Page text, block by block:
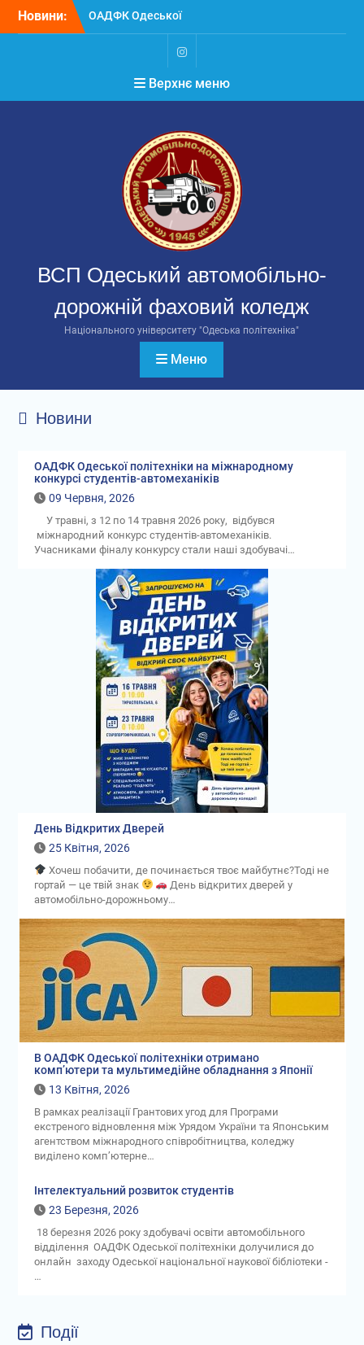
Новини:
ОАДФК Одеської
політехніки на
міжнародному конкурсі
студентів-автомеханіків
В ОАДФК Одеської
політехніки стартують
Головистудентського
самоврядування
РЕЗУЛЬТАТИ ВИБОРІВ
ГОЛОВИ
СТУДЕНТСЬКОГО
САМОВРЯДУВАННЯ
ОАДФК Одеської
політехніки 2026
Instagram
Верхнє меню
ВСП Одеський автомобільно-
дорожній фаховий коледж
Національного університету "Одеська політехніка"
Меню
Новини
ОАДФК Одеської політехніки на міжнародному
конкурсі студентів-автомеханіків
09 Червня, 2026
У травні, з 12 по 14 травня 2026 року, відбувся
міжнародний конкурс студентів-автомеханіків.
Учасниками фіналу конкурсу стали наші здобувачі…
День Відкритих Дверей
25 Квітня, 2026
Хочеш побачити, де починається твоє майбутнє?Тоді не
гортай — це твій знак
День відкритих дверей у
автомобільно-дорожньому…
В ОАДФК Одеської політехніки отримано
комп’ютери та мультимедійне обладнання з Японії
13 Квітня, 2026
В рамках реалізації Грантових угод для Програми
екстреного відновлення між Урядом України та Японським
агентством міжнародного співробітництва, коледжу
виділено комп’ютерне…
Інтелектуальний розвиток студентів
23 Березня, 2026
18 березня 2026 року здобувачі освіти автомобільного
відділення ОАДФК Одеської політехніки долучилися до
онлайн заходу Одеської національної наукової бібліотеки -
…
Події